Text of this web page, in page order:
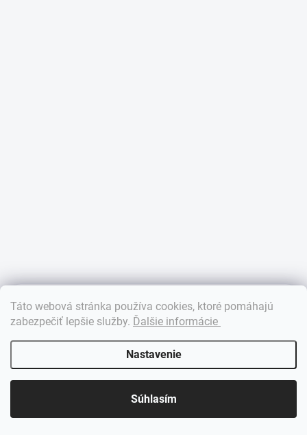
Táto webová stránka používa cookies, ktoré pomáhajú
zabezpečiť lepšie služby. Ďalšie informácie
Nastavenie
Súhlasím
Dobrý deň! 👋 Pomôžem vám nájsť správny diel. Napíšte mi.